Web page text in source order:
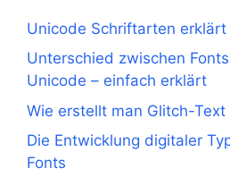
Unicode Schriftarten erklärt
Unterschied zwischen
Unicode – einfach erklärt
Wie erstellt man Glitch-Text
Die Entwicklung digitaler
Fonts